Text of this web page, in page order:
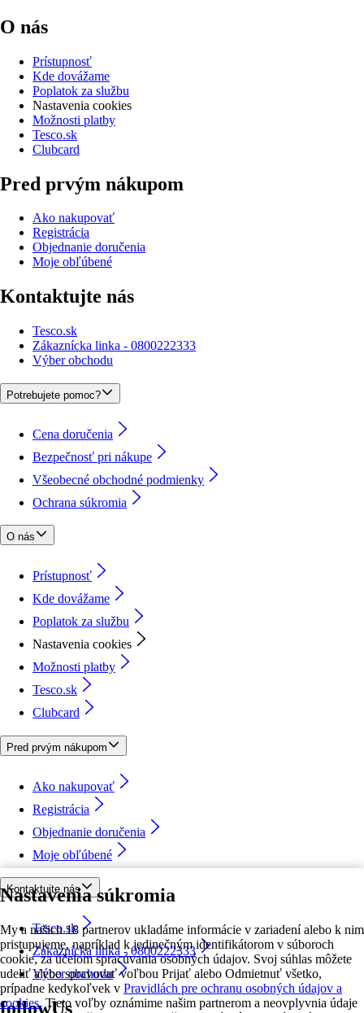
Nastavenia súkromia
My a našich 18 partnerov ukladáme informácie v zariadení alebo k nim
pristupujeme, napríklad k jedinečným identifikátorom v súboroch
cookie, za účelom spracúvania osobných údajov. Svoj súhlas môžete
udeliť alebo spravovať voľbou Prijať alebo Odmietnuť všetko,
prípadne kedykoľvek v Pravidlách pre ochranu osobných údajov a
cookies. Tieto voľby oznámime našim partnerom a neovplyvnia údaje
O nás
Prístupnosť
Kde dovážame
Poplatok za službu
Nastavenia cookies
Možnosti platby
Tesco.sk
Clubcard
Pred prvým nákupom
Ako nakupovať
Registrácia
Objednanie doručenia
Moje obľúbené
Kontaktujte nás
Tesco.sk
Zákaznícka linka - 0800222333
Výber obchodu
Potrebujete pomoc?
Cena doručenia
Bezpečnosť pri nákupe
Všeobecné obchodné podmienky
Ochrana súkromia
O nás
Prístupnosť
Kde dovážame
Poplatok za službu
Nastavenia cookies
Možnosti platby
Tesco.sk
Clubcard
Pred prvým nákupom
Ako nakupovať
Registrácia
Objednanie doručenia
Moje obľúbené
Kontaktujte nás
Tesco.sk
Zákaznícka linka - 0800222333
Výber obchodu
followUs